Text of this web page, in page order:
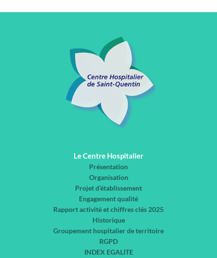
Le Centre Hospitalier
Présentation
Organisation
Projet d’établissement
Engagement qualité
Rapport activité et chiffres clés 2025
Historique
Groupement hospitalier de territoire
RGPD
INDEX EGALITE